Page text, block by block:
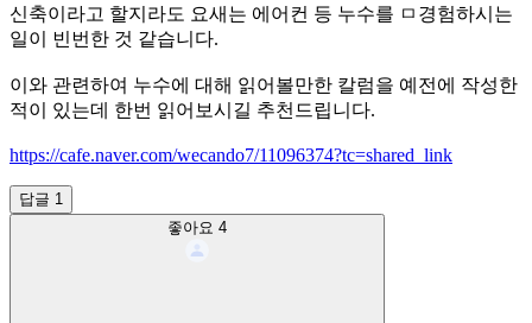
신축이라고 할지라도 요새는 에어컨 등 누수를 ㅁ경험하시는
일이 빈번한 것 같습니다.
이와 관련하여 누수에 대해 읽어볼만한 칼럼을 예전에 작성한
적이 있는데 한번 읽어보시길 추천드립니다.
https://cafe.naver.com/wecando7/11096374?tc=shared_link
답글 1
좋아요 4